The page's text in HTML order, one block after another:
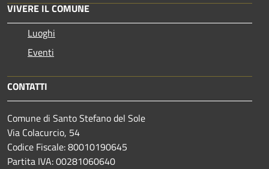
VIVERE IL COMUNE
Luoghi
Eventi
CONTATTI
Comune di Santo Stefano del Sole
Via Colacurcio, 54
Codice Fiscale: 80010190645
Partita IVA: 00281060640